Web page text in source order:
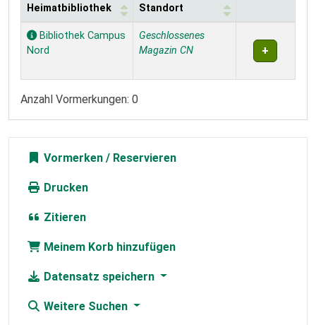
Exemplare
Heimatbibliothek Standort
Bibliothek Campus
Nord
Geschlossenes
Magazin CN
Anzahl Vormerkungen: 0
Vormerken
Drucken
Zitieren
Meinem Korb hinzufügen
Datensatz speichern
Weitere Suchen